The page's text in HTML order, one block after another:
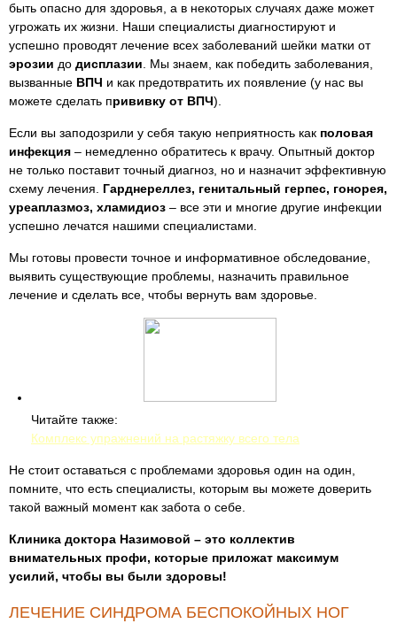
быть опасно для здоровья, а в некоторых случаях даже может
угрожать их жизни. Наши специалисты диагностируют и
успешно проводят лечение всех заболеваний шейки матки от
эрозии до дисплазии . Мы знаем, как победить заболевания,
вызванные ВПЧ и как предотвратить их появление (у нас вы
можете сделать прививку от ВПЧ).
Если вы заподозрили у себя такую неприятность как половая
инфекция – немедленно обратитесь к врачу. Опытный доктор
не только поставит точный диагноз, но и назначит эффективную
схему лечения. Гарднереллез, генитальный герпес, гонорея,
уреаплазмоз, хламидиоз – все эти и многие другие инфекции
успешно лечатся нашими специалистами.
Мы готовы провести точное и информативное обследование,
выявить существующие проблемы, назначить правильное
лечение и сделать все, чтобы вернуть вам здоровье.
Читайте также:
Комплекс упражнений на растяжку всего тела
Не стоит оставаться с проблемами здоровья один на один,
помните, что есть специалисты, которым вы можете доверить
такой важный момент как забота о себе.
Клиника доктора Назимовой – это коллектив
внимательных профи, которые приложат максимум
усилий, чтобы вы были здоровы!
ЛЕЧЕНИЕ СИНДРОМА БЕСПОКОЙНЫХ НОГ